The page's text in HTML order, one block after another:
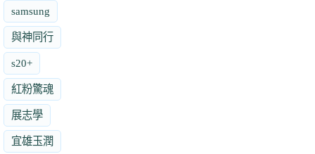
samsung
與神同行
s20+
紅粉驚魂
展志學
宜雄玉潤